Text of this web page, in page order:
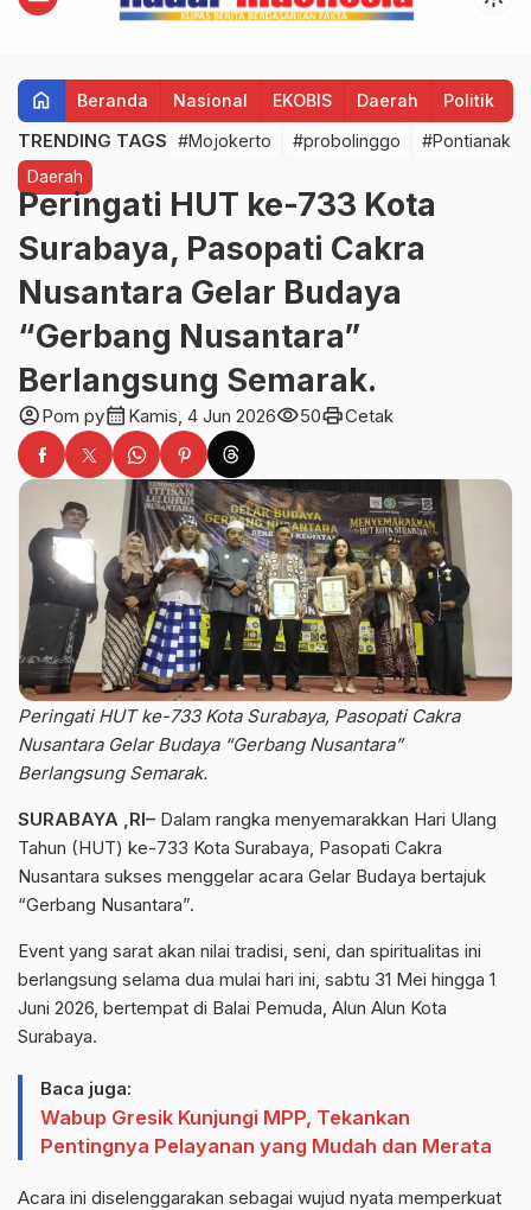
home Beranda Nasional EKOBIS Daerah Politik
TRENDING TAGS #Mojokerto #probolinggo #Pontianak
Daerah
Peringati HUT ke-733 Kota
Surabaya, Pasopati Cakra
Nusantara Gelar Budaya
“Gerbang Nusantara”
Berlangsung Semarak.
account_circlePom pycalendar_month Kamis, 4 Jun 2026visibility50printCetak
Peringati HUT ke-733 Kota Surabaya, Pasopati Cakra
Nusantara Gelar Budaya “Gerbang Nusantara”
Berlangsung Semarak.
SURABAYA ,RI– Dalam rangka menyemarakkan Hari Ulang
Tahun (HUT) ke-733 Kota Surabaya, Pasopati Cakra
Nusantara sukses menggelar acara Gelar Budaya bertajuk
“Gerbang Nusantara”.
Event yang sarat akan nilai tradisi, seni, dan spiritualitas ini
berlangsung selama dua mulai hari ini, sabtu 31 Mei hingga 1
Juni 2026, bertempat di Balai Pemuda, Alun Alun Kota
Surabaya.
Baca juga:
Wabup Gresik Kunjungi MPP, Tekankan
Pentingnya Pelayanan yang Mudah dan Merata
Acara ini diselenggarakan sebagai wujud nyata memperkuat